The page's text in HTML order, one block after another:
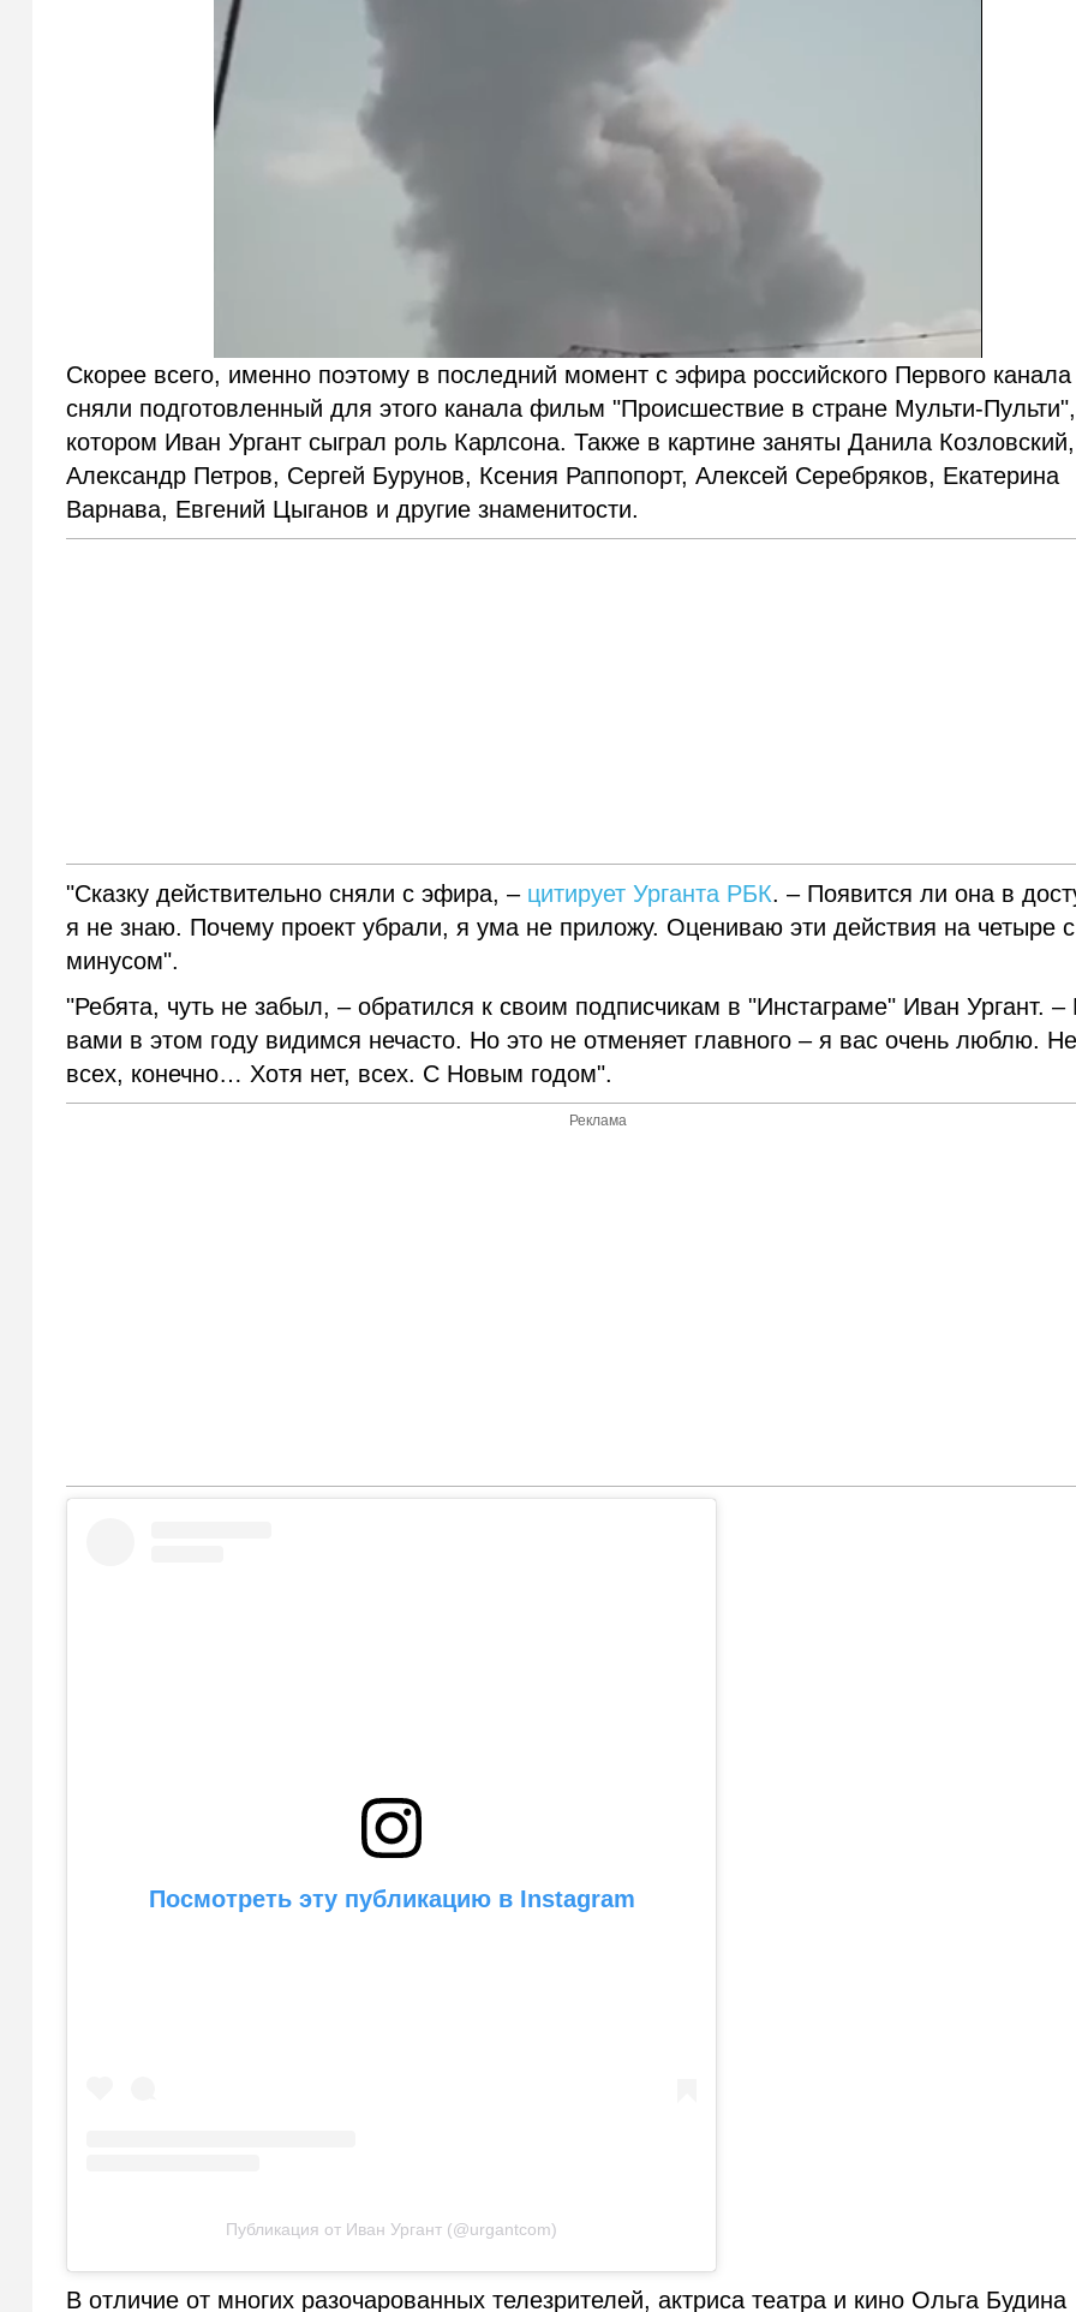
Скорее всего, именно поэтому в последний момент с эфира российского Первого канала
сняли подготовленный для этого канала фильм "Происшествие в стране Мульти-
котором Иван Ургант сыграл роль Карлсона. Также в картине заняты Данила Козловский,
Александр Петров, Сергей Бурунов, Ксения Раппопорт, Алексей Серебряков, Екатерина
Варнава, Евгений Цыганов и другие знаменитости.
"Сказку действительно сняли с эфира, – цитирует Урганта РБК. – Появится ли она в
я не знаю. Почему проект убрали, я ума не приложу. Оцениваю эти действия на четыре с
минусом".
"Ребята, чуть не забыл, – обратился к своим подписчикам в "Инстаграме" Иван Ургант.
вами в этом году видимся нечасто. Но это не отменяет главного – я вас очень люблю. Не
всех, конечно… Хотя нет, всех. С Новым годом".
Реклама
Посмотреть эту публикацию в Instagram
Публикация от Иван Ургант (@urgantcom)
В отличие от многих разочарованных телезрителей, актриса театра и кино Ольга Будина